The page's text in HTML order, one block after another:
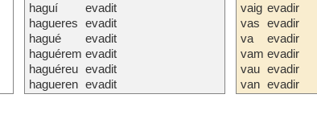
haguí
hagueres
hagué
haguérem
haguéreu
hagueren
evadit
evadit
evadit
evadit
evadit
evadit
vaig
vas
va
vam
vau
van
evadir
evadir
evadir
evadir
evadir
evadir